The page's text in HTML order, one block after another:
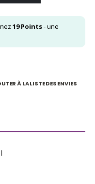
19Points- une
À LA LISTE DES ENVIES